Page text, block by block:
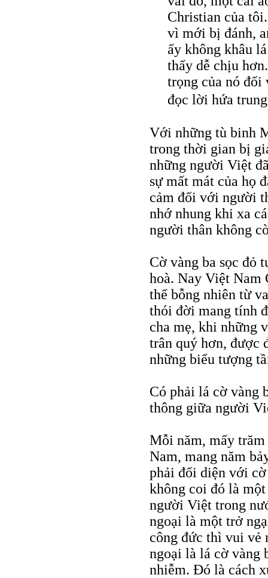
Christian của
vì mới bị đánh,
ấy không khâu
thấy dễ chịu
trọng của nó đối
đọc lời hứa
Với những tù binh
trong thời gian bị
những người Việt
sự mất mát của họ
cảm đối với người
nhớ nhung khi xa
người thân không
Cờ vàng ba sọc đỏ
hoà. Nay Việt Nam
thể bỗng nhiên từ
thói đời mang tính
cha mẹ, khi những
trân quý hơn, được
những biểu tượng
Có phải lá cờ vàng
thông giữa người
Mỗi năm, mấy
Nam, mang năm
phải đối diện với
không coi đó là
người Việt trong
ngoại là một trở
công đức thì vui vẻ
ngoại là lá cờ vàng
nhiễm. Đó là cách